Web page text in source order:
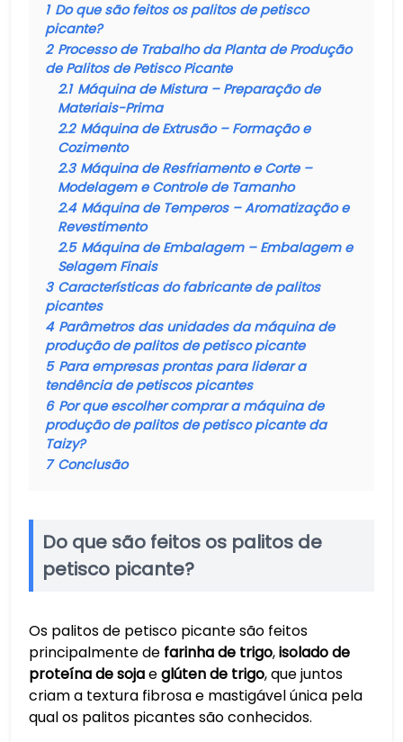
1 Do que são feitos os palitos de petisco
picante?
2 Processo de Trabalho da Planta de Produção
de Palitos de Petisco Picante
2.1 Máquina de Mistura – Preparação de
Materiais-Prima
2.2 Máquina de Extrusão – Formação e
Cozimento
2.3 Máquina de Resfriamento e Corte –
Modelagem e Controle de Tamanho
2.4 Máquina de Temperos – Aromatização e
Revestimento
2.5 Máquina de Embalagem – Embalagem e
Selagem Finais
3 Características do fabricante de palitos
picantes
4 Parâmetros das unidades da máquina de
produção de palitos de petisco picante
5 Para empresas prontas para liderar a
tendência de petiscos picantes
6 Por que escolher comprar a máquina de
produção de palitos de petisco picante da
Taizy?
7 Conclusão
Do que são feitos os palitos de
petisco picante?
Os palitos de petisco picante são feitos
principalmente de farinha de trigo,isolado de
proteína de sojaeglúten de trigo, que juntos
criam a textura fibrosa e mastigável única pela
qual os palitos picantes são conhecidos.